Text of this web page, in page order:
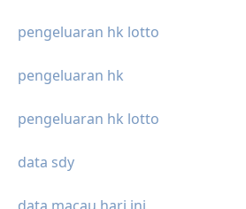
pengeluaran hk lotto
pengeluaran hk
pengeluaran hk lotto
data sdy